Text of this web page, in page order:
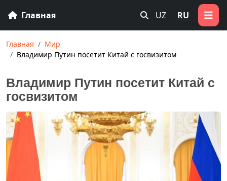
Главная UZ RU
Главная
Мир
Владимир Путин посетит Китай с госвизитом
Владимир Путин посетит Китай с
госвизитом